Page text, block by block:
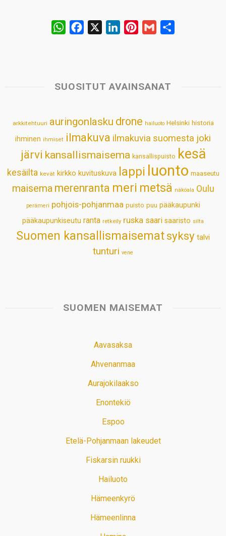
W
s
p
b
k
e
n
e
s
t
l
SUOSITUT AVAINSANAT
arkkitehtuuri auringonlasku drone hailuoto Helsinki historia
ihminen ihmiset ilmakuva ilmakuvia suomesta joki
järvi kansallismaisema kansallispuisto kesä
kesäilta kevät kirkko kuvituskuva lappi luonto maaseutu
maisema merenranta meri metsä näköala Oulu
perämeri pohjois-pohjanmaa puisto puu pääkaupunki
pääkaupunkiseutu ranta retkeily ruska saari saaristo silta
Suomen kansallismaisematsyksy talvi
tunturi vene
SUOMEN MAISEMAT
Aavasaksa
Ahvenanmaa
Aurajokilaakso
Enontekiö
Espoo
Etelä-Pohjanmaan lakeudet
Fiskarsin ruukki
Hailuoto
Hämeenkyrö
Hämeenlinna